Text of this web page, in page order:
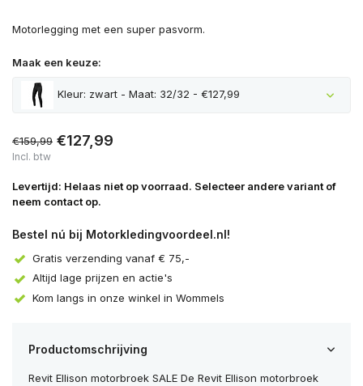
Motorlegging met een super pasvorm.
Maak een keuze:
Kleur: zwart - Maat: 32/32 - €127,99
€159,99 €127,99
Incl. btw
Levertijd: Helaas niet op voorraad. Selecteer andere variant of
neem contact op.
Bestel nú bij Motorkledingvoordeel.nl!
Gratis verzending vanaf € 75,-
Altijd lage prijzen en actie's
Kom langs in onze winkel in Wommels
Productomschrijving
Revit Ellison motorbroek SALE De Revit Ellison motorbroek